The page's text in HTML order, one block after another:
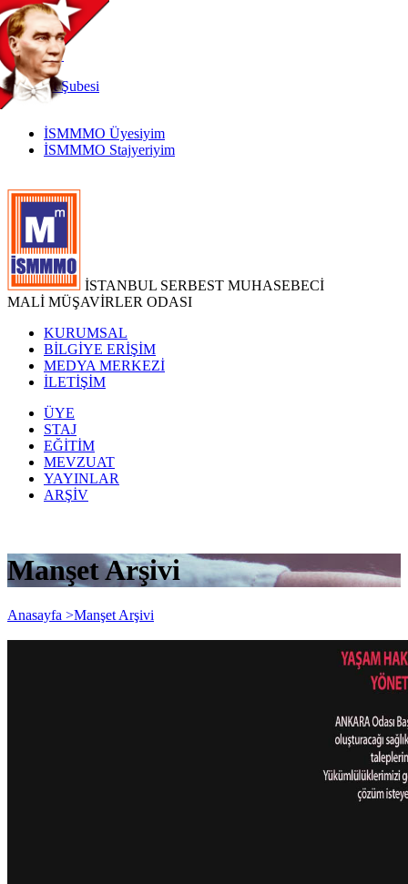
TR
|
EN
İnternetŞubesi
İSMMMO Üyesiyim
İSMMMO Stajyeriyim
İSTANBUL SERBEST MUHASEBECİ
MALİ MÜŞAVİRLER ODASI
KURUMSAL
BİLGİYE ERİŞİM
MEDYA MERKEZİ
İLETİŞİM
ÜYE
STAJ
EĞİTİM
MEVZUAT
YAYINLAR
ARŞİV
Manşet Arşivi
Anasayfa >Manşet Arşivi